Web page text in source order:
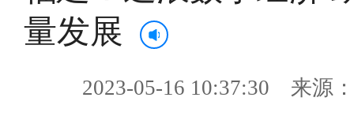
量发展
2023-05-16 10:37:30 来源